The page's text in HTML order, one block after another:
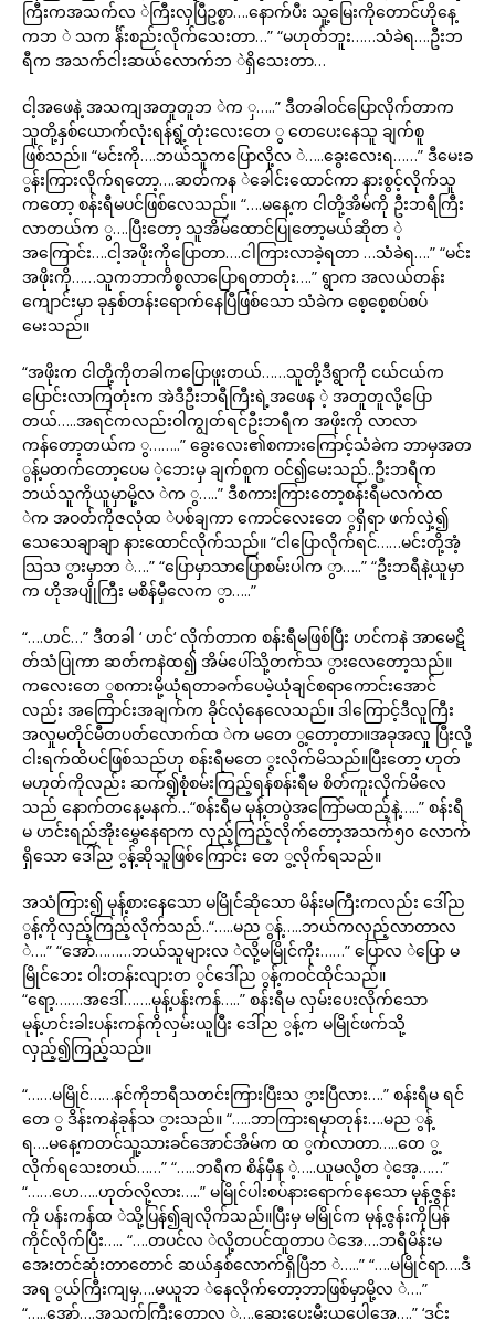
ကြီးကအသက်လ ဲကြီးလှပြီဥစ္စာ….နောက်ပီး သူ့မြေးကိုတောင်ဟိုနေ့
ကဘ ဲ သက င်္န်းစည်းလိုက်သေးတာ…” “မဟုတ်ဘူး……သံခဲရ….ဦးဘ
ရီက အသက်ငါးဆယ်လောက်ဘ ဲရှိသေးတာ…
ငါ့အဖေနဲ့ အသကျအတူတူဘ ဲက ှ…..” ဒီတခါဝင်ပြောလိုက်တာက
သူတို့နှစ်ယောက်လုံးရန်ရွံ့တုံးလေးတေ ွ တေပေးနေသူ ချက်စူ
ဖြစ်သည်။ “မင်းကို….ဘယ်သူကပြောလို့လ ဲ…..ခွေးလေးရ……” ဒီမေးခ
ွန်းကြားလိုက်ရတော့….ဆတ်ကန ဲခေါင်းထောင်ကာ နားစွင့်လိုက်သူ
ကတော့ စန်းရီမပင်ဖြစ်လေသည်။ “….မနေ့က ငါတို့အိမ်ကို ဦးဘရီကြီး
လာတယ်က ွ….ပြီးတော့ သူအိမ်ထောင်ပြုတော့မယ်ဆိုတ ဲ့
အကြောင်း….ငါ့အဖိုးကိုပြောတာ….ငါကြားလာခဲ့ရတာ …သံခဲရ….” “မင်း
အဖိုးကို……သူကဘာကိစ္စလာပြောရတာတုံး….” ရွာက အလယ်တန်း
ကျောင်းမှာ ခုနှစ်တန်းရောက်နေပြီဖြစ်သော သံခဲက စေ့စေ့စပ်စပ်
မေးသည်။
“အဖိုးက ငါတို့ကိုတခါကပြောဖူးတယ်……သူတို့ဒီရွာကို ငယ်ငယ်က
ပြောင်းလာကြတုံးက အဲဒီဦးဘရီကြီးရဲ့အဖေန ဲ့ အတူတူလို့ပြော
တယ်…..အရင်ကလည်းဝါကျွတ်ရင်ဦးဘရီက အဖိုးကို လာလာ
ကန်တော့တယ်က ွ……..” ခွေးလေး၏စကားကြောင့်သံခဲက ဘာမှအတ
ွန့်မတက်တော့ပေမ ဲ့ဘေးမှ ချက်စူက ဝင်၍မေးသည်..ဦးဘရီက
ဘယ်သူကိုယူမှာမို့လ ဲက ွ…..” ဒီစကားကြားတော့စန်းရီမလက်ထ
ဲက အဝတ်ကိုဇလုံထ ဲပစ်ချကာ ကောင်လေးတေ ွရှိရာ ဖက်လှဲ့၍
သေသေချာချာ နားထောင်လိုက်သည်။ “ငါပြောလိုက်ရင်……မင်းတို့အံ့
သြသ ွားမှာဘ ဲ….” “ပြောမှာသာပြောစမ်းပါက ွာ…..” “ဦးဘရီနဲ့ယူမှာ
က ဟိုအပျိုကြီး မစိန်မှီလေက ွာ…..”
“….ဟင်…” ဒီတခါ ‘ ဟင်‘ လိုက်တာက စန်းရီမဖြစ်ပြီး ဟင်ကနဲ အာမေဋိ
တ်သံပြုကာ ဆတ်ကနဲထ၍ အိမ်ပေါ်သို့တက်သ ွားလေတော့သည်။
ကလေးတေ ွစကားမို့ယုံရတာခက်ပေမဲ့ယုံချင်စရာကောင်းအောင်
လည်း အကြောင်းအချက်က ခိုင်လုံနေလေသည်။ ဒါကြောင့်ဒီလူကြီး
အလှုမတိုင်မီတပတ်လောက်ထ ဲက မတေ ွ့တော့တာ။အခုအလှု ပြီးလို့
ငါးရက်ထိပင်ဖြစ်သည်ဟု စန်းရီမတေ ွးလိုက်မိသည်။ပြီးတော့ ဟုတ်
မဟုတ်ကိုလည်း ဆက်၍စုံစမ်းကြည့်ရန်စန်းရီမ စိတ်ကူးလိုက်မိလေ
သည် နောက်တနေ့မနက်…“စန်းရီမ မုန့်တပွဲအကြော်မထည့်နဲ့…..” စန်းရီ
မ ဟင်းရည်အိုးမွှေနေရာက လှည့်ကြည့်လိုက်တော့အသက်၅၀ လောက်
ရှိသော ဒေါ်ည ွန့်ဆိုသူဖြစ်ကြောင်း တေ ွ့လိုက်ရသည်။
အသံကြား၍ မုန့်စားနေသော မမြိုင်ဆိုသော မိန်းမကြီးကလည်း ဒေါ်ည
ွန့်ကိုလှည့်ကြည့်လိုက်သည်..“…..မည ွန့်…..ဘယ်ကလှည့်လာတာလ
ဲ….” “အော်………ဘယ်သူများလ ဲလို့မမြိုင်ကိုး……” ပြောလ ဲပြော မ
မြိုင်ဘေး ဝါးတန်းလျားတ ွင်ဒေါ်ည ွန့်ကဝင်ထိုင်သည်။
“ရော့…….အဒေါ်…….မုန့်ပန်းကန်…..” စန်းရီမ လှမ်းပေးလိုက်သော
မုန့်ဟင်းခါးပန်းကန်ကိုလှမ်းယူပြီး ဒေါ်ည ွန့်က မမြိုင်ဖက်သို့
လှည့်၍ကြည့်သည်။
“……မမြိုင်……နင်ကိုဘရီသတင်းကြားပြီးသ ွားပြီလား….” စန်းရီမ ရင်
တေ ွ ဒိန်းကနဲခုန်သ ွားသည်။ “…..ဘာကြားရမှာတုန်း….မည ွန့်
ရ….မနေ့ကတင်သူ့သားခင်အောင်အိမ်က ထ ွက်လာတာ…..တေ ွ့
လိုက်ရသေးတယ်……” “…..ဘရီက စိန်မှီန ဲ့…..ယူမလို့တ ဲ့အေ့……”
“……ဟေ…..ဟုတ်လို့လား…..” မမြိုင်ပါးစပ်နားရောက်နေသော မုန့်ဇွန်း
ကို ပန်းကန်ထ ဲသို့ပြန်၍ချလိုက်သည်။ပြီးမှ မမြိုင်က မုန့်ဇွန်းကိုပြန်
ကိုင်လိုက်ပြီး….. “….တပင်လ ဲလို့တပင်ထူတာပ ဲအေ….ဘရီမိန်းမ
အေးတင်ဆုံးတာတောင် ဆယ်နှစ်လောက်ရှိပြီဘ ဲ…..” “….မမြိုင်ရာ….ဒီ
အရ ွယ်ကြီးကျမှ….မယူဘ ဲနေလိုက်တော့ဘာဖြစ်မှာမို့လ ဲ….”
“…..အော်….အသက်ကြီးတော့လ ဲ….ဆေးပေးမီးယူပေါ့အေ့….” ‘ဒင်း